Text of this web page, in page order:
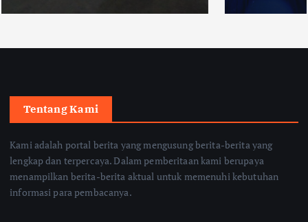
Tentang Kami
Kami adalah portal berita yang mengusung berita-berita yang
lengkap dan terpercaya. Dalam pemberitaan kami berupaya
menampilkan berita-berita aktual untuk memenuhi kebutuhan
informasi para pembacanya.